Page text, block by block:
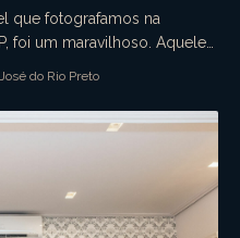
que fotografamos na
foi um maravilhoso. Aquele
conforme o pla...
do Rio Preto